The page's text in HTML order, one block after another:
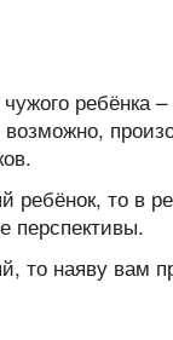
ребёнка
ребёнок, то в
перспективы.
то наяву вам